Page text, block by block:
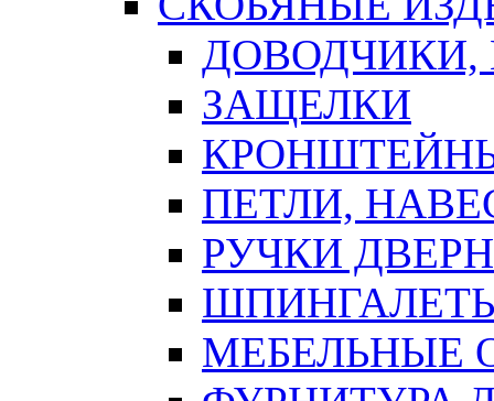
ЗАЩЕЛКИ
ПЕТЛИ,
РУЧКИ
МЕБЕЛЬНЫЕ